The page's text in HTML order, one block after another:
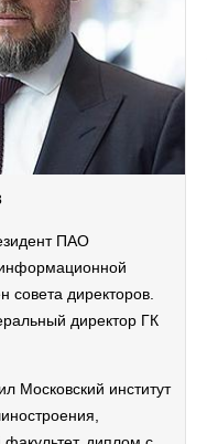
ПАО
совета директоров.
директор ГК
Московский институт